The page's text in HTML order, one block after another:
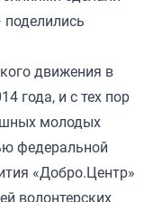
движения в
года, и с тех пор
молодых
федеральной
«Добро.Центр»
волонтерских